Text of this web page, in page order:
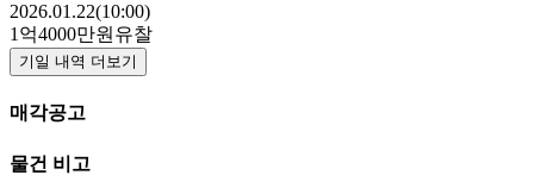
2026.01.22(10:00)
1억4000만원 유찰
기일 내역 더보기
매각공고
물건 비고